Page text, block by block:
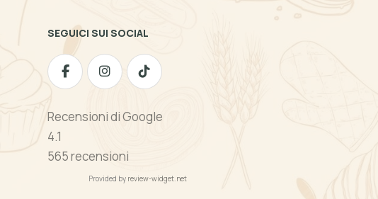
SEGUICI SUI SOCIAL
Recensioni di Google
4.1
565 recensioni
Provided by review-widget.net